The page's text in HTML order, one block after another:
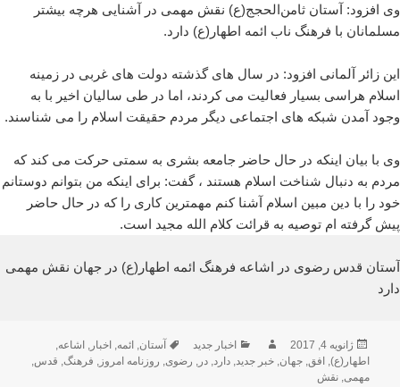
وی افزود: آستان ثامن‌الحجج(ع) نقش مهمی در آشنایی هرچه بیشتر
مسلمانان با فرهنگ ناب ائمه اطهار(ع) دارد.
این زائر آلمانی افزود: در سال های گذشته دولت های غربی در زمینه
اسلام هراسی بسیار فعالیت می کردند، اما در طی سالیان اخیر با به
وجود آمدن شبکه های اجتماعی دیگر مردم حقیقت اسلام را می شناسند.
وی با بیان اینکه در حال حاضر جامعه بشری به سمتی حرکت می کند که
مردم به دنبال شناخت اسلام هستند ، گفت: برای اینکه من بتوانم دوستانم
خود را با دین مبین اسلام آشنا کنم مهمترین کاری را که در حال حاضر
پیش گرفته ام توصیه به قرائت کلام الله مجید است.
آستان قدس رضوی در اشاعه فرهنگ ائمه اطهار(ع) در جهان نقش مهمی
دارد
ارسال
شده
در
ژانویه 4, 2017 نویسندهدسته‌ها
اخبار جدید برچسب‌ها
آستان ,ائمه ,اخبار ,اشاعه
اطهار(ع) ,افق ,جهان ,خبر جدید ,دارد ,در رضوی روزنامه امروز فرهنگ قدس
مهمی ,نقش